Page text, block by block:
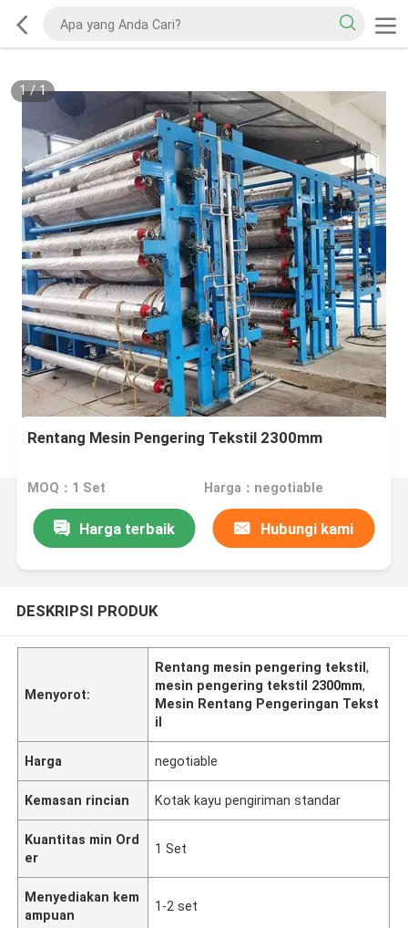
1/1
Rentang Mesin Pengering Tekstil 2300mm
MOQ：1 Set Harga：negotiable
Harga terbaik Hubungi kami
DESKRIPSI PRODUK
Menyorot:
Rentang mesin pengering tekstil,
mesin pengering tekstil 2300mm,
Mesin Rentang Pengeringan Tekst
il
Harga negotiable
Kemasan rincian Kotak kayu pengiriman standar
Kuantitas min Ord
er
1 Set
Menyediakan kem
ampuan
1-2 set